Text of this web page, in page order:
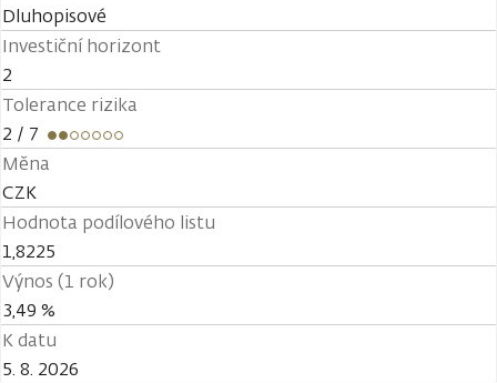
Dluhopisové
Investiční horizont
2
Tolerance rizika
2 / 7
Měna
CZK
Hodnota podílového listu
1,8225
Výnos (1 rok)
3,49 %
K datu
5. 8. 2026